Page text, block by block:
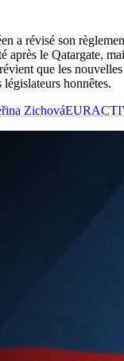
a révisé son
après le Qatargate,
que les
honnêtes.
Zichová